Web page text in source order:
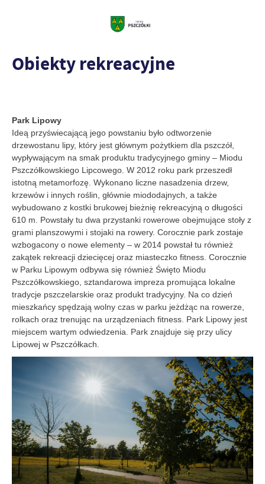
Obiekty rekreacyjne
Park Lipowy
Ideą przyświecającą jego powstaniu było odtworzenie
drzewostanu lipy, który jest głównym pożytkiem dla pszczół,
wypływającym na smak produktu tradycyjnego gminy – Miodu
Pszczółkowskiego Lipcowego. W 2012 roku park przeszedł
istotną metamorfozę. Wykonano liczne nasadzenia drzew,
krzewów i innych roślin, głównie miododajnych, a także
wybudowano z kostki brukowej bieżnię rekreacyjną o długości
610 m. Powstały tu dwa przystanki rowerowe obejmujące stoły z
grami planszowymi i stojaki na rowery. Corocznie park zostaje
wzbogacony o nowe elementy – w 2014 powstał tu również
zakątek rekreacji dziecięcej oraz miasteczko fitness. Corocznie
w Parku Lipowym odbywa się również Święto Miodu
Pszczółkowskiego, sztandarowa impreza promująca lokalne
tradycje pszczelarskie oraz produkt tradycyjny. Na co dzień
mieszkańcy spędzają wolny czas w parku jeżdżąc na rowerze,
rolkach oraz trenując na urządzeniach fitness. Park Lipowy jest
miejscem wartym odwiedzenia. Park znajduje się przy ulicy
Lipowej w Pszczółkach.